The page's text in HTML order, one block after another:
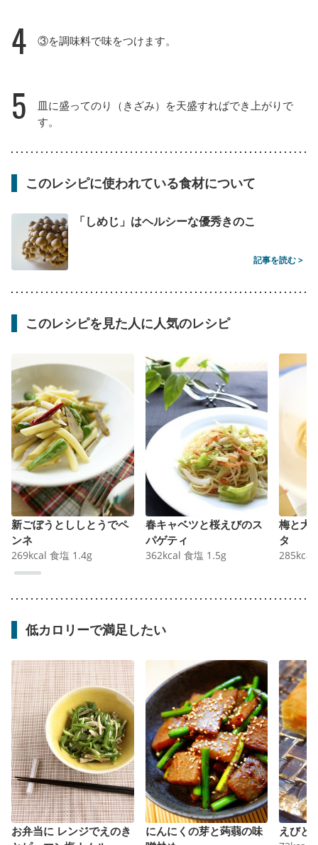
4 ③を調味料で味をつけます。
5
皿に盛ってのり（きざみ）を天盛すればでき上がりで
す。
このレシピに使われている食材について
「しめじ」はヘルシーな優秀きのこ
記事を読む >
このレシピを見た人に人気のレシピ
新ごぼうとししとうでペ
ンネ
269kcal 食塩 1.4g
春キャベツと桜えびのス
パゲティ
362kcal 食塩 1.5g
梅と大
タ
285kcal
低カロリーで満足したい
お弁当に レンジでえのき
にんにくの芽と蒟蒻の味
えびと